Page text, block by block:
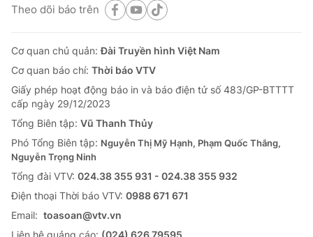
Theo dõi báo trên
Cơ quan chủ quản:Đài Truyền hình Việt Nam
Cơ quan báo chí: Thời báo VTV
Giấy phép hoạt động báo in và báo điện tử số 483/GP-BTTTT
cấp ngày 29/12/2023
Tổng Biên tập: Vũ Thanh Thủy
Phó Tổng Biên tập: Nguyễn Thị Mỹ Hạnh, Phạm Quốc Thắng,
Nguyễn Trọng Ninh
Tổng đài VTV: 024.38 355 931 - 024.38 355 932
Ðiện thoại Thời báo VTV: 0988 671 671
Email: toasoan@vtv.vn
Liên hệ quảng cáo: (024) 626 79595